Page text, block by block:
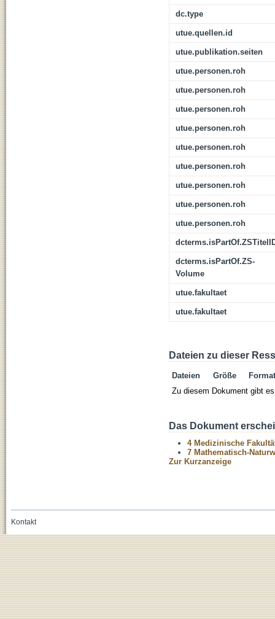
dc.type
utue.quellen.id
utue.publikation.seiten
utue.personen.roh
utue.personen.roh
utue.personen.roh
utue.personen.roh
utue.personen.roh
utue.personen.roh
utue.personen.roh
utue.personen.roh
utue.personen.roh
dcterms.isPartOf.ZS-
Volume
utue.fakultaet
utue.fakultaet
Dateien zu dieser
Dateien Größe
Format
Zu diesem Dokument gibt
Das Dokument
4 Medizinische
7 Mathematisch-
Zur Kurzanzeige
Kontakt